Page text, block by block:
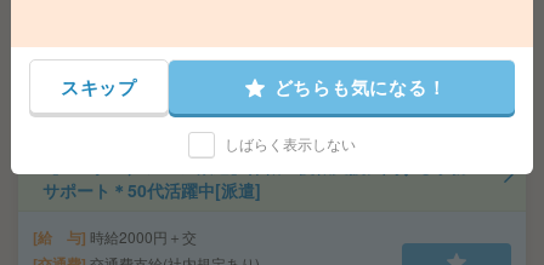
交通費 1ヶ月3万円を上限として実費支給
中央線 立川 徒歩10分 多摩モノレール
高松(東京都) 徒歩1分
気になる!
【エルダー／シニア歓迎】休職・復職支援に関する事務
サポート＊50代活躍中[派遣]
給 与 時給2000円＋交
スキップ どちらも気になる！
しばらく表示しない